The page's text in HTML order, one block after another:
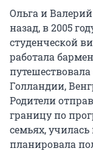
Ольга и
назад, в 2005
студенческой
работала
Голландии,
Родители
границу по
семьях,
планировала